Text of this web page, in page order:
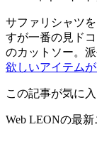
サファリシャツ
すが一番の見ド
のカットソー。
欲しいアイテム
この記事が気に
Web LEONの最